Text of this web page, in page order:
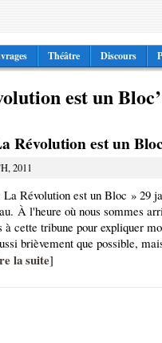
Théâtre Discours
est un Bloc’
Révolution est un
2011
Révolution est un Bloc » 29
À l'heure où nous sommes
cette tribune pour expliquer
brièvement que possible,
la suite]